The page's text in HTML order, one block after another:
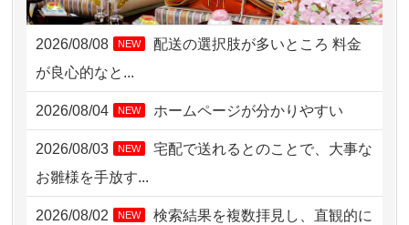
2026/08/06 06:48 横浜市の方からお申込み
2026/08/05 15:07 東京都の方からお申込み
2026/08/04 14:04 東京都の方からお申込み
2026/08/08 NEW
配送の選択肢が多いところ 料金
が良心的なと...
2026/08/04 NEW ホームページが分かりやすい
2026/08/03 NEW
宅配で送れるとのことで、大事な
お雛様を手放す...
2026/08/02 NEW
検索結果を複数拝見し、直観的に